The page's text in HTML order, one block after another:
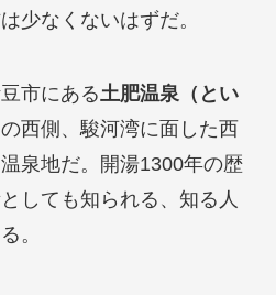
少なくないはずだ。
市にある土肥温泉（とい
西側、駿河湾に面した西
泉地だ。開湯1300年の歴
しても知られる、知る人
。